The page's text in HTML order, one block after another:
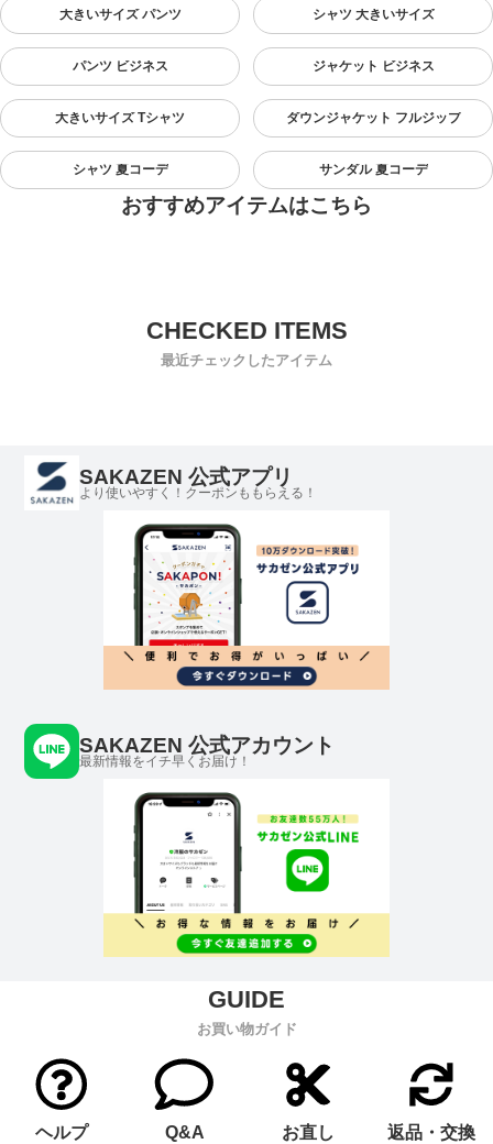
大きいサイズ パンツ シャツ 大きいサイズ
パンツ ビジネス ジャケット ビジネス
大きいサイズ Tシャツ ダウンジャケット フルジップ
シャツ 夏コーデ サンダル 夏コーデ
おすすめアイテムはこちら
最近チェックしたアイテム
SAKAZEN 公式アプリ
より使いやすく！クーポンももらえる！
SAKAZEN 公式アカウント
最新情報をイチ早くお届け！
お買い物ガイド
ヘルプ Q&A お直し 返品・交換